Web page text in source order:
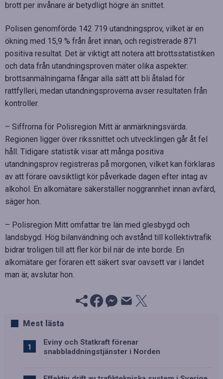
brott per invånare är betydligt högre än snittet.
Polisen genomförde 142 719 utandningsprov, vilket är en
ökning med 15,9 % från året innan, och registrerade 871
positiva resultat. Det är viktigt att notera att brottsstatistiken
och data från utandningsproven mäter olika aspekter:
brottsanmälningarna fångar alla sätt att bli åtalad för
rattfylleri, medan utandningsproverna avser resultaten från
kontroller.
– Siffrorna för Polisregion Mitt är anmärkningsvärda.
Regionen ligger över rikssnittet och utvecklingen går åt fel
håll. Tidigare statistik visar att många positiva
utandningsprov registreras på morgonen, vilket kan förklaras
av att förare oavsiktligt kör påverkade dagen efter intag av
alkohol. En alkomätare säkerställer noggrannhet innan avfärd,
säger hon.
– Polisregion Mitt omfattar tre län med glesbygd och
landsbygd. Hög bilanvändning och avstånd till kollektivtrafik
bidrar troligen till att fler kör bil när de inte borde. En
alkomätare ger föraren ett säkert svar oavsett var i landet
man är, avslutar hon.
Mest lästa
Eviny och Statkraft förenar
snabbladdningstjänster i Norden